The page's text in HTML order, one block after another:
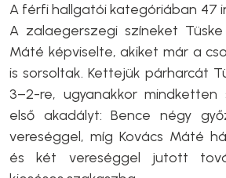
A férfi hallgatói kategóriában 47
A zalaegerszegi színeket
Máté képviselte, akiket már a
is sorsoltak. Kettejük párharcát
3–2-re, ugyanakkor
első akadályt: Bence négy
vereséggel, míg Kovács Máté
és két vereséggel jutott